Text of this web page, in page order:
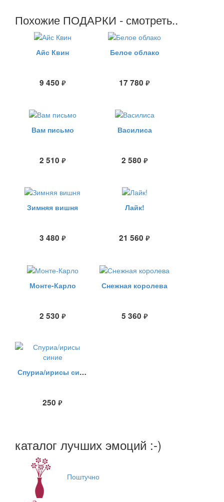
Похожие ПОДАРКИ - смотреть..
Айс Квин
9 450 руб.
Белое облако
17 780 руб.
Вам письмо
2 510 руб.
Василиса
2 580 руб.
Зимняя вишня
3 480 руб.
Лайк!
21 560 руб.
Монте-Карло
2 530 руб.
Снежная королева
5 360 руб.
Спуриа/ирисы синие
250 руб.
каталог лучших эмоций :-)
Поштучно